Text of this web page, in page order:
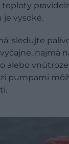
teploty
je vysoké.
sledujte
najmä
alebo
pumpami